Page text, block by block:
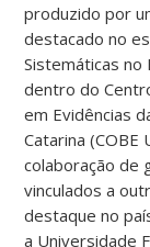
produzido por
destacado no
Sistemáticas no
dentro do
em Evidências
Catarina (COBE
colaboração de
vinculados a
destaque no
a Universidade